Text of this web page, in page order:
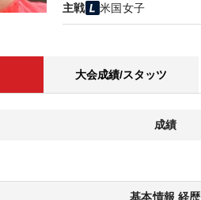
主戦 米国女子
大会成績/スタッツ
成績
基本情報 経歴